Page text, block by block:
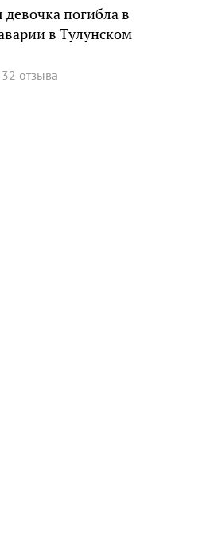
погибла в
в Тулунском
32 отзыва